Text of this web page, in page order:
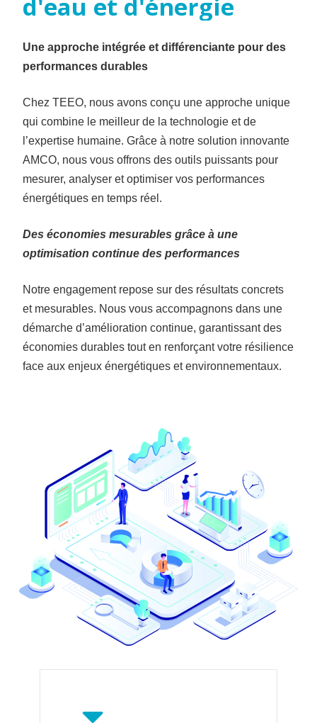
d'eau et d'énergie
Une approche intégrée et différenciante pour des
performances durables
Chez TEEO, nous avons conçu une approche unique
qui combine le meilleur de la technologie et de
l’expertise humaine. Grâce à notre solution innovante
AMCO, nous vous offrons des outils puissants pour
mesurer, analyser et optimiser vos performances
énergétiques en temps réel.
Des économies mesurables grâce à une
optimisation continue des performances
Notre engagement repose sur des résultats concrets
et mesurables. Nous vous accompagnons dans une
démarche d’amélioration continue, garantissant des
économies durables tout en renforçant votre résilience
face aux enjeux énergétiques et environnementaux.